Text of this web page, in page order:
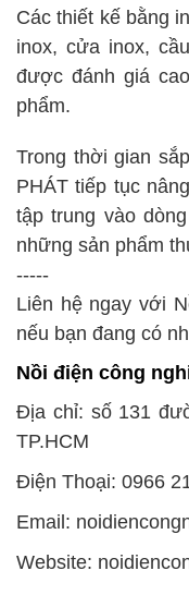
Các thiết kế bằng
inox, cửa inox,
được đánh giá
phẩm.
Trong thời gian
PHÁT tiếp tục
tập trung vào
những sản phẩm
-----
Liên hệ ngay với
nếu bạn đang có
Nồi điện công
Địa chỉ: số 131
TP.HCM
Điện Thoại: 0966
Email:
Website: